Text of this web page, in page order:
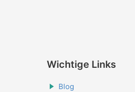
Wichtige Links
Blog